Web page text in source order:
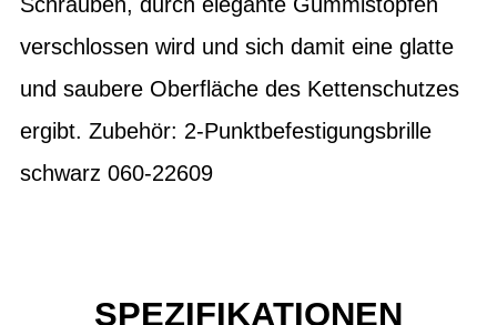
verschlossen wird und sich damit eine glatte
und saubere Oberfläche des Kettenschutzes
ergibt. Zubehör: 2-Punktbefestigungsbrille
schwarz 060-22609
SPEZIFIKATIONEN